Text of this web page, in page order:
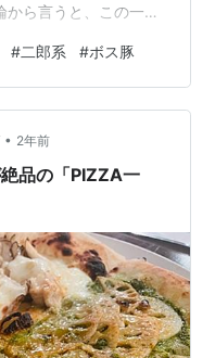
ら言うと、この一杯
炙り豚、試行錯誤を
、そしてパンチのあ
きっとあなたも「ボ
は早速、その魅力を
#二郎系 #ボス豚
• 2年前
品の「PIZZA一